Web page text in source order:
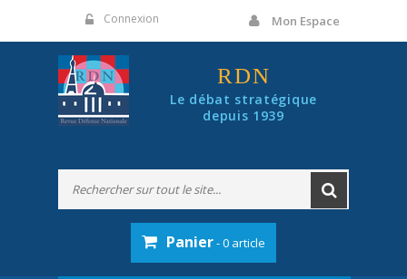
Connexion Mon Espace
RDN
Le débat stratégique
depuis 1939
Panier- 0 article